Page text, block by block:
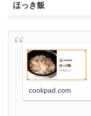
ほっき飯
cookpad.com